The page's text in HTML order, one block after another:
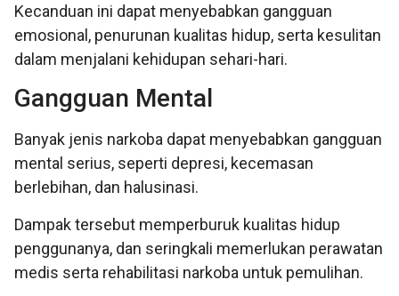
Kecanduan ini dapat menyebabkan gangguan
emosional, penurunan kualitas hidup, serta kesulitan
dalam menjalani kehidupan sehari-hari.
Gangguan Mental
Banyak jenis narkoba dapat menyebabkan gangguan
mental serius, seperti depresi, kecemasan
berlebihan, dan halusinasi.
Dampak tersebut memperburuk kualitas hidup
penggunanya, dan seringkali memerlukan perawatan
medis serta rehabilitasi narkoba untuk pemulihan.